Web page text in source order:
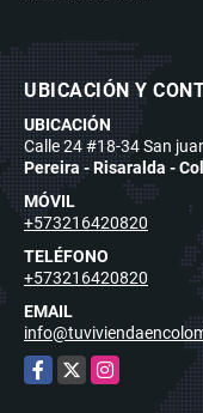
UBICACIÓN Y
UBICACIÓN
Calle 24 #18-34 San
Pereira - Risaralda -
MÓVIL
+573216420820
TELÉFONO
+573216420820
EMAIL
Facebook
X Instagram